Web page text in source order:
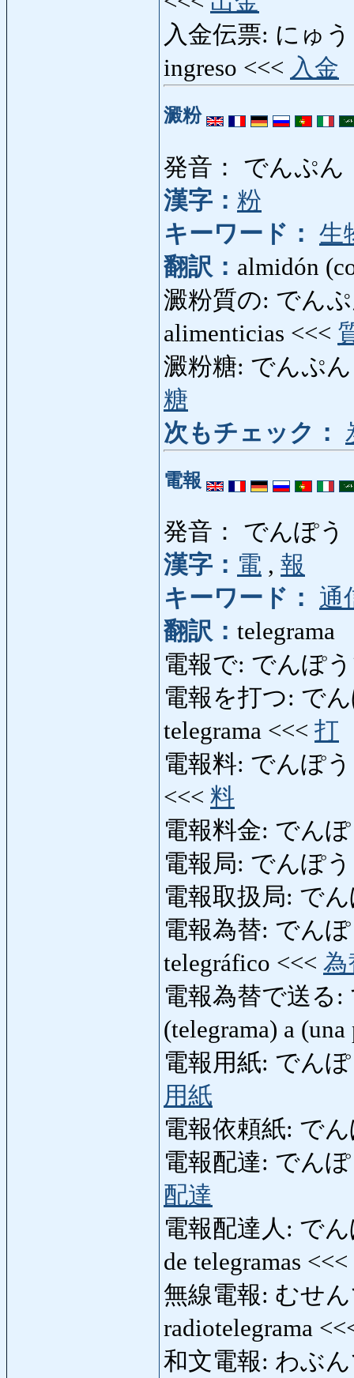
入金伝票: にゅ
ingreso <<< 入金
澱粉
発音： でんぷん
漢字： 粉
キーワード： 生
翻訳： almidón
澱粉質の: でんぷ
alimenticias <<<
澱粉糖: でんぷん
糖
次もチェック：
電報
発音： でんぽう
漢字： 電 , 報
キーワード：
通
翻訳： telegrama
電報で: でんぽう
電報を打つ: で
telegrama <<< 打
電報料: でんぽう
<<< 料
電報料金: でん
電報局: でんぽ
電報取扱局: で
電報為替: でん
telegráfico <<< 為
電報為替で送る:
(telegrama) a
電報用紙: でん
用紙
電報依頼紙: で
電報配達: でんぽ
配達
電報配達人: で
de telegramas <<<
無線電報: むせん
radiotelegrama
和文電報: わぶん